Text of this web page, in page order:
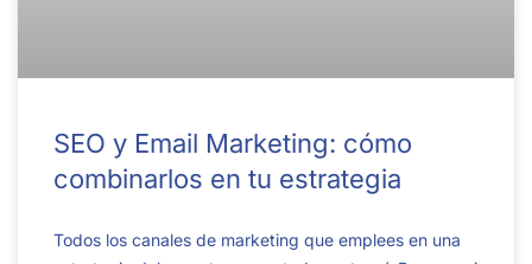
SEO y Email Marketing: cómo
combinarlos en tu estrategia
Todos los canales de marketing que emplees en una